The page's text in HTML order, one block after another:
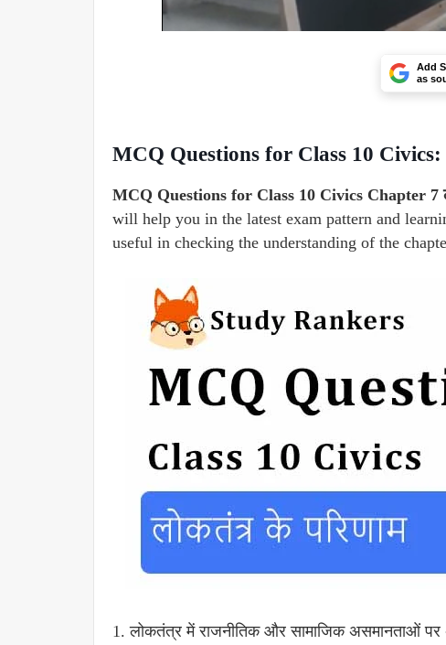
Add
as
MCQ Questions for Class 10 Civics:
MCQ Questions for Class 10 Civics Chapter 7
will help you in the latest exam pattern and
useful in checking the understanding of the
1. लोकतंत्र में राजनीतिक और सामाजिक असमानताओं